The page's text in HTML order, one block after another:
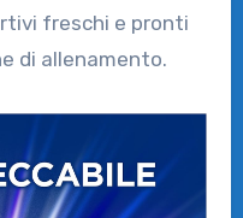
freschi e pronti
di allenamento.